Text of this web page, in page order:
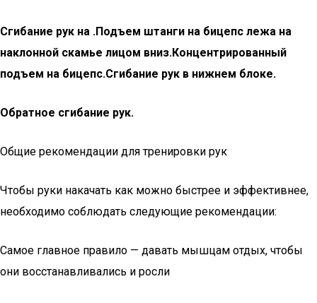
Сгибание рук на .Подъем штанги на бицепс лежа на
наклонной скамье лицом вниз.Концентрированный
подъем на бицепс.Сгибание рук в нижнем блоке.
Обратное сгибание рук.
Общие рекомендации для тренировки рук
Чтобы руки накачать как можно быстрее и эффективнее,
необходимо соблюдать следующие рекомендации:
Самое главное правило — давать мышцам отдых, чтобы
они восстанавливались и росли